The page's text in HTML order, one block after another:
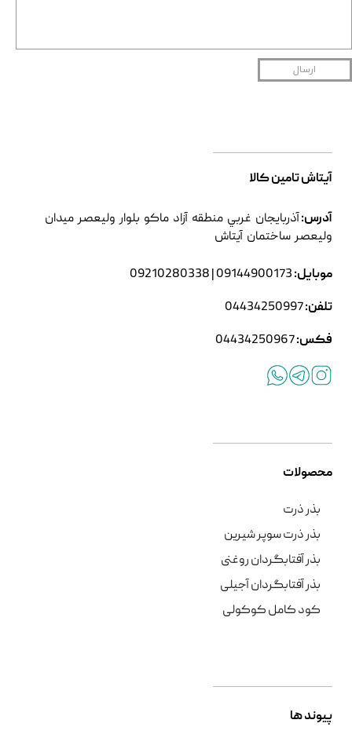
ارسال
آیتاش تامین کالا
آدرس:آذربايجان غربي منطقه آزاد ماکو بلوار وليعصر ميدان
وليعصر ساختمان آیتاش
موبایل:09144900173
|
09210280338
فکس:04434250967
تلفن:04434250997
محصولات
بذر ذرت
بذر ذرت سوپر شیرین
بذر آفتابگردان روغنی
بذر آفتابگردان آجیلی
کود کامل کوکولی
پیوند ها